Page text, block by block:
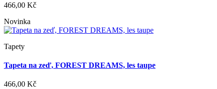
466,00 Kč
Novinka
Tapety
Tapeta na zeď, FOREST DREAMS, les taupe
466,00 Kč